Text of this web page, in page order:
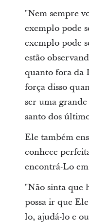
"Nem sempre
exemplo pode
exemplo pode
estão
quanto fora da
força disso
ser uma
santo dos
Ele também
conhece
encontrá-Lo
"Não sinta que
possa ir que
lo, ajudá-lo e